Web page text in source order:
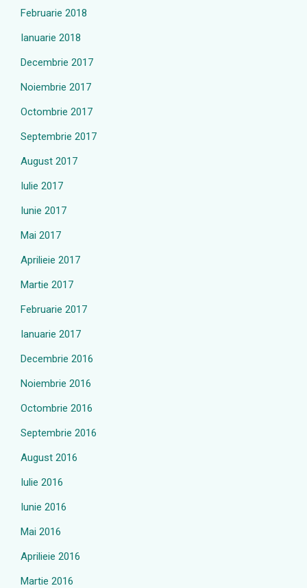
Februarie 2018
Ianuarie 2018
Decembrie 2017
Noiembrie 2017
Octombrie 2017
Septembrie 2017
August 2017
Iulie 2017
Iunie 2017
Mai 2017
Aprilieie 2017
Martie 2017
Februarie 2017
Ianuarie 2017
Decembrie 2016
Noiembrie 2016
Octombrie 2016
Septembrie 2016
August 2016
Iulie 2016
Iunie 2016
Mai 2016
Aprilieie 2016
Martie 2016